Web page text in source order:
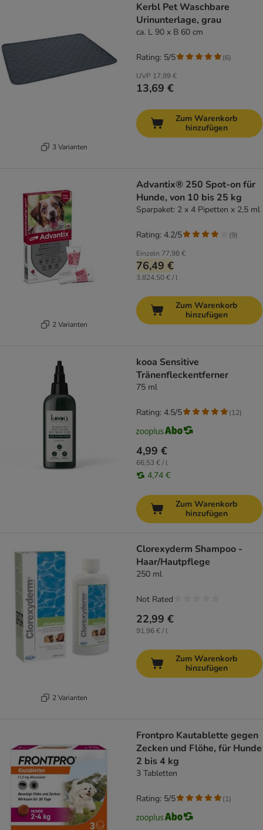
3 Varianten
Kerbl Pet Waschbare
Urinunterlage, grau
ca. L 90 x B 60 cm
UVP 17,99 €
13,69 €
Rating: 5/5 (6)
Zum Warenkorb
hinzufügen
2 Varianten
Advantix® 250 Spot-on für
Hunde, von 10 bis 25 kg
Sparpaket: 2 x 4 Pipetten x 2,5 ml
Einzeln 77,98 €
76,49 €
3.824,50 € / l
Rating: 4.2/5 (9)
Zum Warenkorb
hinzufügen
kooa Sensitive
Tränenfleckentferner
75 ml
4,99 €
66,53 € / l
4,74 €
Rating: 4.5/5 (12)
Zum Warenkorb
hinzufügen
2 Varianten
Clorexyderm Shampoo -
Haar/Hautpflege
250 ml
22,99 €
91,96 € / l
Not Rated
Zum Warenkorb
hinzufügen
Frontpro Kautablette gegen
Zecken und Flöhe, für Hunde
2 bis 4 kg
3 Tabletten
Rating: 5/5 (1)